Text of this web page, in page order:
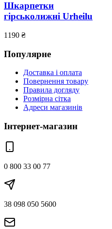
Шкарпетки
гірськолижні Urheilu
1190 ₴
Популярне
Доставка і оплата
Повернення товару
Правила догляду
Розмірна сітка
Адреси магазинів
Інтернет-магазин
0 800 33 00 77
38 098 050 5600